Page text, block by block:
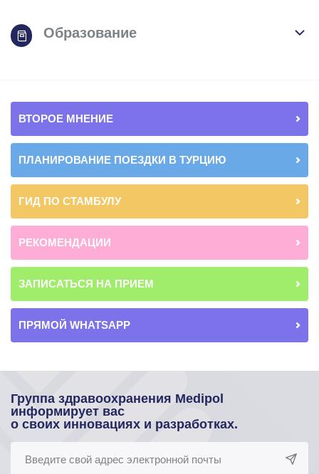
Образование
ВТОРОЕ МНЕНИЕ
ПЛАНИРОВАНИЕ ПОЕЗДКИ В ТУРЦИЮ
ГИД ПО СТАМБУЛУ
РЕКОМЕНДАЦИИ
ЗАПИСАТЬСЯ НА ПРИЕМ
ПРЯМОЙ WHATSAPP
Группа здравоохранения Medipol
информирует вас
о своих инновациях и разработках.